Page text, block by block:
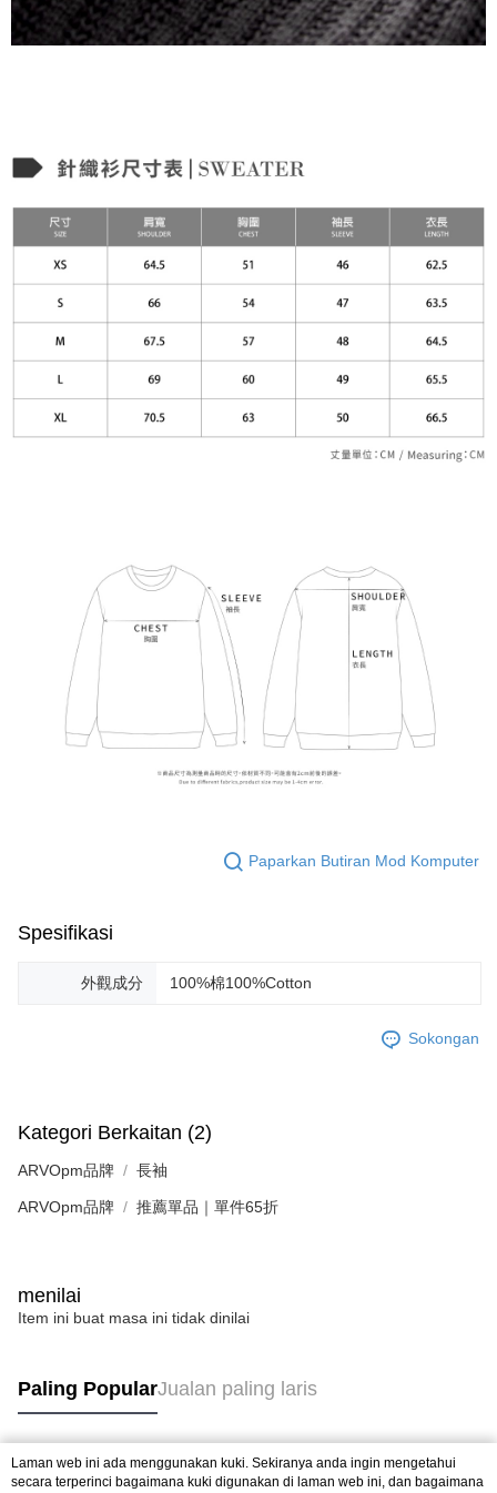
Paparkan Butiran Mod Komputer
Spesifikasi
外觀成分 100%棉100%Cotton
Sokongan
Kategori Berkaitan (2)
ARVOpm品牌 長袖
ARVOpm品牌 推薦單品｜單件65折
menilai
Item ini buat masa ini tidak dinilai
Paling PopularJualan paling laris
Tag Popular
Laman web ini ada menggunakan kuki. Sekiranya anda ingin mengetahui
secara terperinci bagaimana kuki digunakan di laman web ini, dan bagaimana